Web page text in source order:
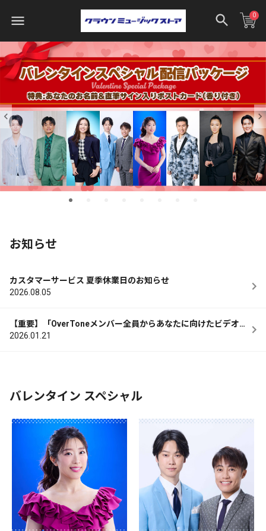
0
お知らせ
カスタマーサービス 夏季休業日のお知らせ
2026.08.05
【重要】「OverToneメンバー全員からあなたに向けたビデオ
レター」 特典送付のお 知らせ
2026.01.21
バレンタイン スペシャル